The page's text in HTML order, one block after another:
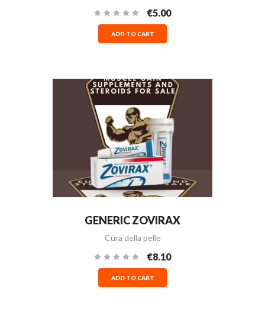
€5.00
ADD TO CART
GENERIC ZOVIRAX
Cura della pelle
€8.10
ADD TO CART